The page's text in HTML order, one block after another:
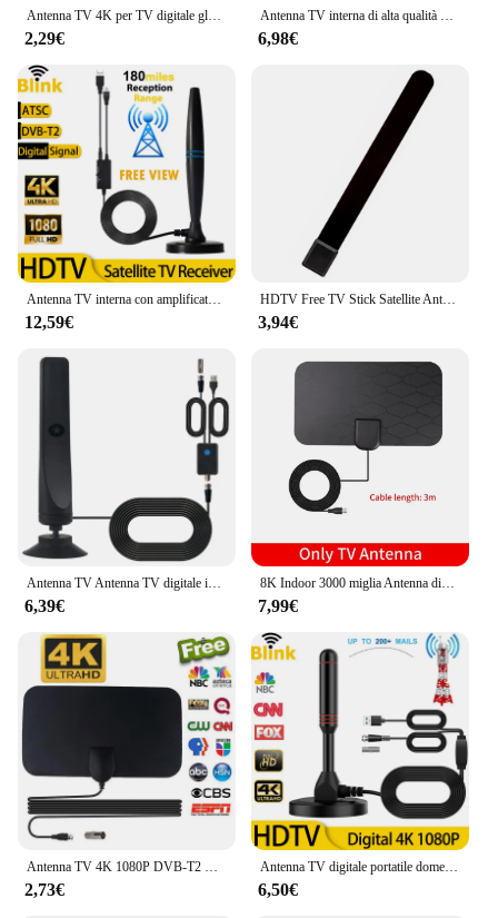
Antenna TV 4K per TV digitale globale 1080P 5000 Mile HD Booster per RV antenna per auto all'aperto ricevitore di segnale Smart TV per interni
2,29€
Antenna TV interna di alta qualità DVB T2 ATSC 1080P amplificatore digitale ricevitore satellitare ad alto guadagno Antenna per auto integrata
6,98€
Antenna TV interna con amplificatore 46-862M a lungo raggio 4K 1080P Digital HD Signal Booster DVBT2 ATSC potente ricevitore TV satellitare
12,59€
HDTV Free TV Stick Satellite Antenna digitale interna cavo fossato Antenna TV digitale HD Antenna digitale interna ricevitori TV
3,94€
6,39€
8K Indoor 3000 miglia Antenna digitale HDTV Antenna TV con amplificatore Booster DVB T2 ISDBT ricevitore di segnale satellitare
7,99€
2,73€
Antenna TV digitale portatile domestica amplificatore VHF/UHF 4K canali HD gratuiti Indoor DVBT ATSC Booster ricevitore TV satellitare ad alta gamma
6,50€